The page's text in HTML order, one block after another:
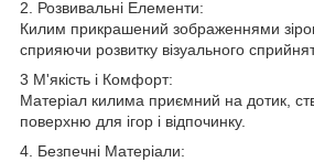
2. Розвивальні Елементи:
Килим прикрашений зображеннями
сприяючи розвитку візуального
3 М'якість і Комфорт:
Матеріал килима приємний на дотик,
поверхню для ігор і відпочинку.
4. Безпечні Матеріали: